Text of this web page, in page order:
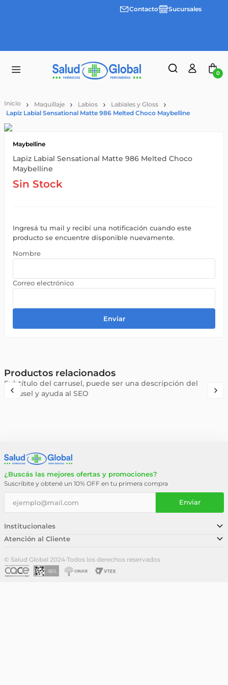
Envíos
3 cuotas Contacto Sucursales
0
Maquillaje Labios
Labiales y Gloss
Lapiz Labial Sensational Matte 986 Melted Choco Maybelline
Maybelline
Lapiz Labial Sensational Matte 986 Melted Choco
Maybelline
Sin Stock
Ingresá tu mail y recibí una notificación cuando este
producto se encuentre disponible nuevamente.
Enviar
Productos relacionados
Subtítulo del carrusel, puede ser una descripción del
carrusel y ayuda al SEO
¿Buscás las mejores ofertas y promociones?
Suscribite y obtené un 10% OFF en tu primera compra
Enviar
Institucionales
Conocé nuestra historia
Trabajá con nosotros
Atención al Cliente
© Salud Global 2024·Todos los derechos reservados